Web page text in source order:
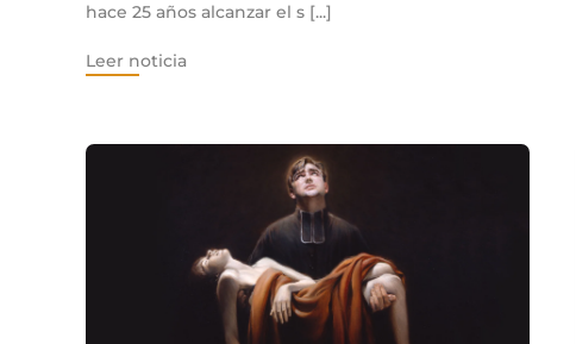
hace 25 años alcanzar el s [...]
Leer noticia